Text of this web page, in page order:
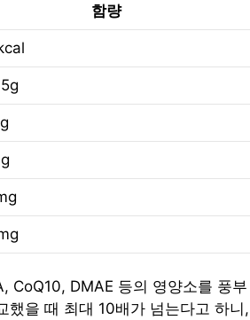
함량
CoQ10, DMAE 등의 영양소를 풍부
했을 때 최대 10배가 넘는다고 하니,